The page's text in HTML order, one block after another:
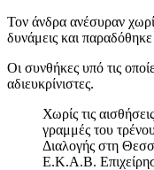
Τον άνδρα ανέσυραν
δυνάμεις και
Οι συνθήκες υπό τις
αδιευκρίνιστες.
Χωρίς τις
γραμμές του
Διαλογής στη
Ε.Κ.Α.Β.